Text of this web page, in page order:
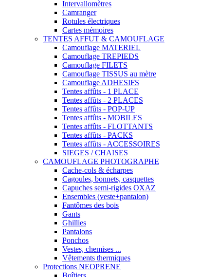
Intervallomètres
Camranger
Rotules électriques
Cartes mémoires
TENTES AFFUT & CAMOUFLAGE
Camouflage MATERIEL
Camouflage TREPIEDS
Camouflage FILETS
Camouflage TISSUS au mètre
Camouflage ADHESIFS
Tentes affûts - 1 PLACE
Tentes affûts - 2 PLACES
Tentes affûts - POP-UP
Tentes affûts - MOBILES
Tentes affûts - FLOTTANTS
Tentes affûts - PACKS
Tentes affûts - ACCESSOIRES
SIEGES / CHAISES
CAMOUFLAGE PHOTOGRAPHE
Cache-cols & écharpes
Cagoules, bonnets, casquettes
Capuches semi-rigides OXAZ
Ensembles (veste+pantalon)
Fantômes des bois
Gants
Ghillies
Pantalons
Ponchos
Vestes, chemises ...
Vêtements thermiques
Protections NEOPRENE
Boîtiers